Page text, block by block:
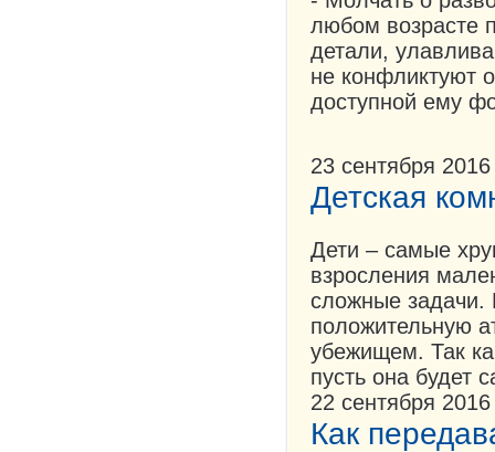
любом возрасте
детали,
не конфликтуют
доступной ему
23 сентября 2016
Детская
Дети – самые
взросления
сложные задачи.
положительную
убежищем. Так
пусть она будет
22 сентября 2016
Как